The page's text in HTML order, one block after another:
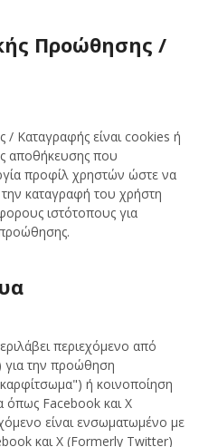
Προώθησης /
Καταγραφής είναι cookies ή
αποθήκευσης που
προφίλ χρηστών ώστε να
καταγραφή του χρήστη
ιστότοπους για
περιεχόμενο από
για την προώθηση
ή κοινοποίηση
όπως Facebook και X
είναι ενσωματωμένο με
και X (Formerly Twitter)